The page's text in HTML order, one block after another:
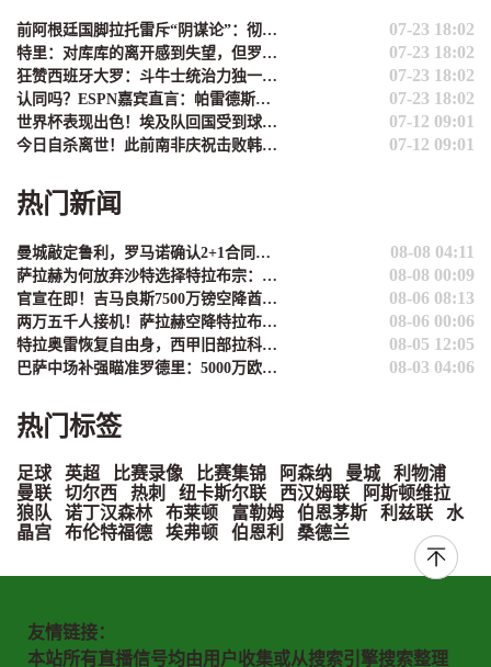
前阿根廷国脚拉托雷斥“阴谋论”：彻底疯了，典型的输不起 07-23 18:02
特里：对库库的离开感到失望，但罗杰斯的到来又让我期待 07-23 18:02
狂赞西班牙大罗：斗牛士统治力独一档，阿根廷有梅西也不好使了 07-23 18:02
认同吗？ESPN嘉宾直言：帕雷德斯的行为无法容忍，应被长期禁赛 07-23 18:02
世界杯表现出色！埃及队回国受到球迷热烈欢迎！ 07-12 09:01
今日自杀离世！此前南非庆祝击败韩国出线时，亚当斯静静坐在一旁 07-12 09:01
热门新闻
曼城敲定鲁利，罗马诺确认2+1合同锁定阿根廷门将 08-08 04:11
萨拉赫为何放弃沙特选择特拉布宗：欧战舞台与成为传奇的诱惑 08-08 00:09
官宣在即！吉马良斯7500万镑空降酋长球场，阿尔特塔迎英超对抗王 08-06 08:13
两万五千人接机！萨拉赫空降特拉布宗：此生未见的震撼 08-06 00:06
特拉奥雷恢复自由身，西甲旧部拉科鲁尼亚或成下家 08-05 12:05
巴萨中场补强瞄准罗德里：5000万欧元预算已就位，静待球员决定 08-03 04:06
热门标签
足球 英超 比赛录像 比赛集锦 阿森纳 曼城
利物浦
曼联
切尔西 热刺 纽卡斯尔联 西汉姆联
阿斯顿维拉
狼队
诺丁汉森林 布莱顿 富勒姆 伯恩茅斯 利兹联
水
晶宫
布伦特福德 埃弗顿 伯恩利 桑德兰
友情链接：
本站所有直播信号均由用户收集或从搜索引擎搜索整理